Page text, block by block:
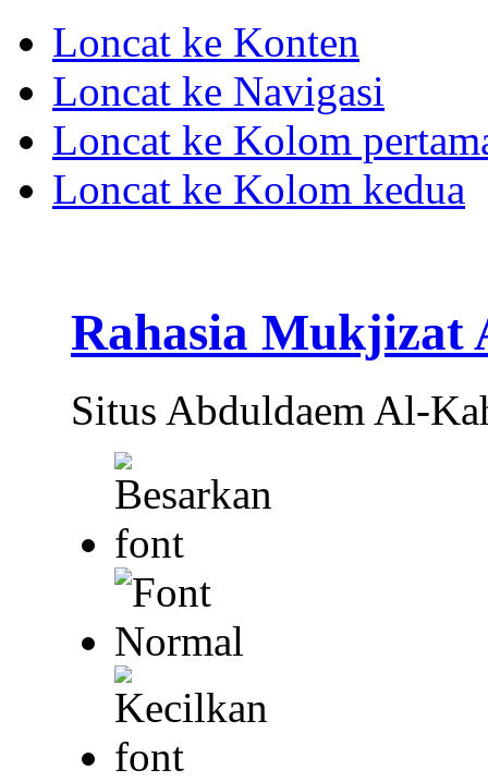
Loncat ke Konten
Loncat ke Navigasi
Loncat ke Kolom
Loncat ke Kolom kedua
Rahasia Mukjizat
Situs Abduldaem Al-